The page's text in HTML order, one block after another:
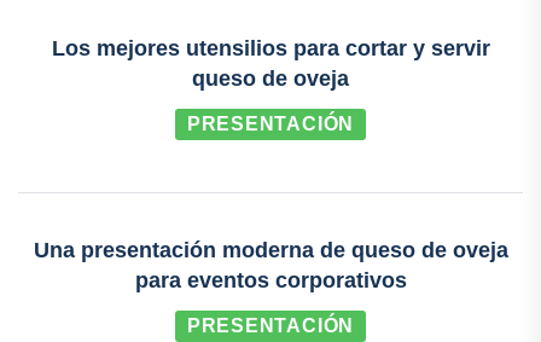
Los mejores utensilios para cortar y servir
queso de oveja
PRESENTACIÓN
Una presentación moderna de queso de oveja
para eventos corporativos
PRESENTACIÓN